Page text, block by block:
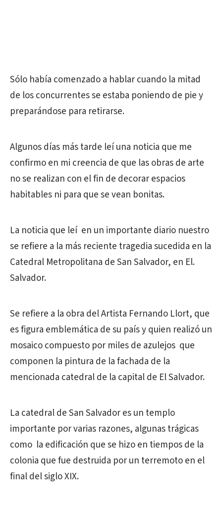
Sólo había comenzado a hablar cuando la mitad
de los concurrentes se estaba poniendo de pie y
preparándose para retirarse.
Algunos días más tarde leí una noticia que me
confirmo en mi creencia de que las obras de arte
no se realizan con el fin de decorar espacios
habitables ni para que se vean bonitas.
La noticia que leí en un importante diario nuestro
se refiere a la más reciente tragedia sucedida en la
Catedral Metropolitana de San Salvador, en El.
Salvador.
Se refiere a la obra del Artista Fernando Llort, que
es figura emblemática de su país y quien realizó un
mosaico compuesto por miles de azulejos que
componen la pintura de la fachada de la
mencionada catedral de la capital de El Salvador.
La catedral de San Salvador es un templo
importante por varias razones, algunas trágicas
como la edificación que se hizo en tiempos de la
colonia que fue destruida por un terremoto en el
final del siglo XIX.